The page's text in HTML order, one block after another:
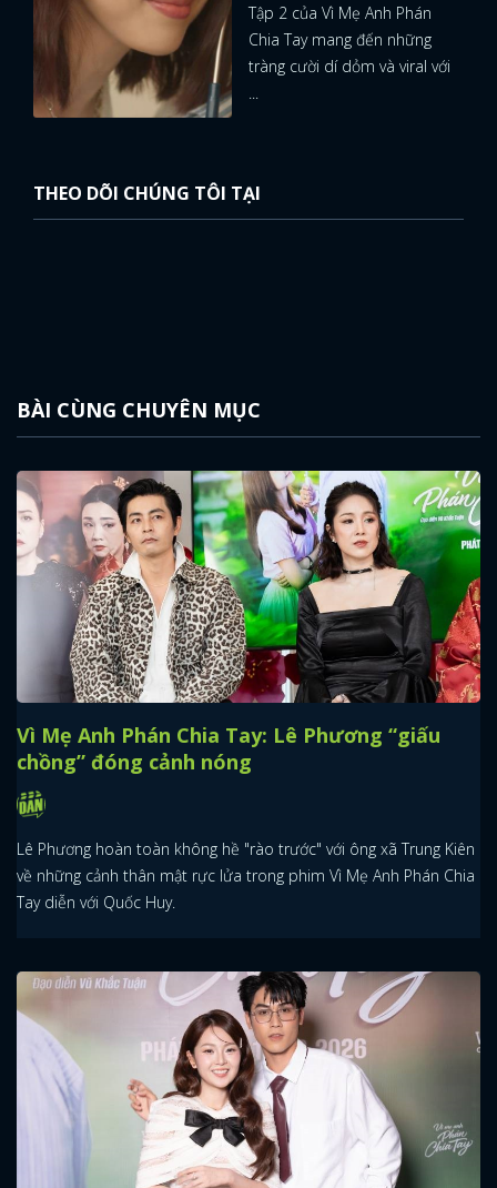
Tập 2 của Vì Mẹ Anh Phán
Chia Tay mang đến những
tràng cười dí dỏm và viral với
THEO DÕI CHÚNG TÔI TẠI
BÀI CÙNG CHUYÊN MỤC
Vì Mẹ Anh Phán Chia Tay: Lê Phương “giấu
chồng” đóng cảnh nóng
Lê Phương hoàn toàn không hề "rào trước" với ông xã Trung Kiên
về những cảnh thân mật rực lửa trong phim Vì Mẹ Anh Phán Chia
Tay diễn với Quốc Huy.